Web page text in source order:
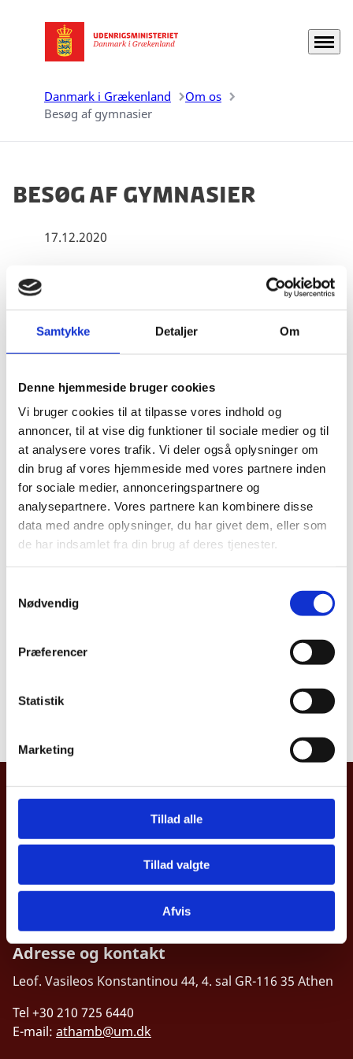
Samtykke Detaljer Om
Denne hjemmeside bruger cookies
Vi bruger cookies til at tilpasse vores indhold og
annoncer, til at vise dig funktioner til sociale medier og til
at analysere vores trafik. Vi deler også oplysninger om
din brug af vores hjemmeside med vores partnere inden
for sociale medier, annonceringspartnere og
analysepartnere. Vores partnere kan kombinere disse
data med andre oplysninger, du har givet dem, eller som
de har indsamlet fra din brug af deres tjenester.
Nødvendig
Præferencer
Statistik
Marketing
Tillad alle
Tillad valgte
Afvis
Gå til forsiden Menu
Danmark i Grækenland
Om os
Besøg af gymnasier
Besøg af gymnasier
17.12.2020
Ambassaden afholder oplæg for besøgende
gymnasieklasser.
samfundsforhold. Bemærk, at det ikke er muligt for
ambassaden at skræddersy oplæg til den enkelte
klasse. Vi lægger op til aktiv medvirke fra
deltagerne, hvorfor eleverne gerne må have
forberedt spørgsmål.
Oplægget bliver afholdt på Det Danske Institut i
Athen (DIA)
Ambassaden kan som udgangspunkt ikke levere
oplæg om særlige enkeltområder. Ønskes et oplæg
om arkæologi mm., kan det Danske Institut i Athen
Ambassaden har ikke
formaliserede kontakter til
græske skoler med henblik på besøg m.v.
ambassade i København. Kontaktinformation kan
findes
Danmarks Ambassade, Grækenland
Leof. Vasileos Konstantinou 44, 4. sal
GR-116 35 Athen
Adresse og kontakt
Leof. Vasileos Konstantinou 44, 4. sal GR-116 35 Athen
Tel +30 210 725 6440
E-mail: athamb@um.dk